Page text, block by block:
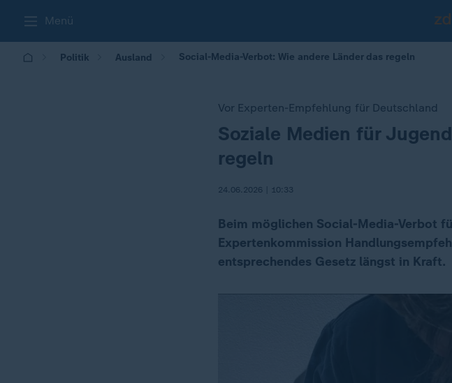
Menü
Politik Ausland Social-Media-Verbot: Wie andere Länder das regeln
Vor Experten-Empfehlung für Deutschland
:
Soziale Medien für
regeln
24.06.2026 | 10:33
Beim möglichen Social-Media-Verbot
Expertenkommission
entsprechendes Gesetz längst in Kraft.